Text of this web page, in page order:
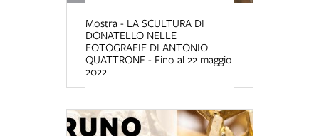
Mostra - LA SCULTURA DI
DONATELLO NELLE
FOTOGRAFIE DI ANTONIO
QUATTRONE - Fino al 22 maggio
2022